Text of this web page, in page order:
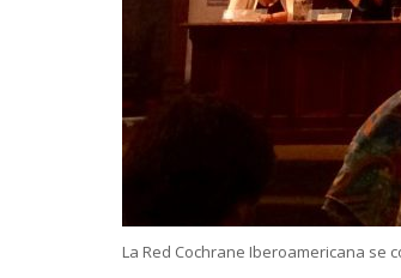
La Red Cochrane Iberoamericana se